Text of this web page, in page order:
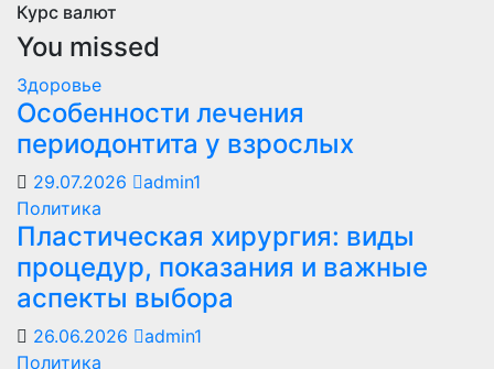
Курс валют
You missed
Здоровье
Особенности лечения
периодонтита у взрослых
29.07.2026
admin1
Политика
Пластическая хирургия: виды
процедур, показания и важные
аспекты выбора
26.06.2026
admin1
Политика